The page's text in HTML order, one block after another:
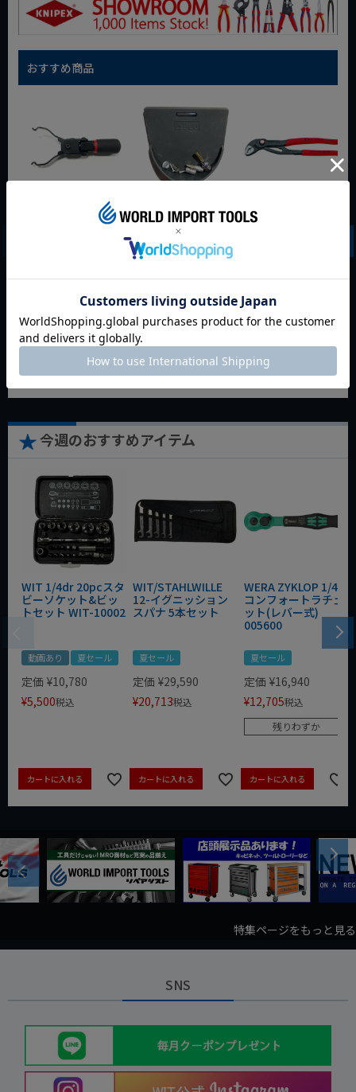
おすすめ商品
WIT マルチアングル
クィックツール CL-
動画あり 夏セール
6,248
¥4,373税込
WIT マグネットツー
ルマット ブラック
動画あり 夏セール
定価 ¥0
¥ 3,465税込
クニペックス コブラ
クイックセット
動画あり 夏セール
定価 ¥9,350
¥6,545税込
カートに入れる
今週のおすすめアイテム
WIT 1/4dr 20pcスタ
ビーソケット&ビッ
トセット WIT-10002
動画あり 夏セール
定価 ¥10,780
¥5,500税込
カートに入れる
WIT/STAHLWILLE
12-イグニッション
スパナ 5本セット
夏セール
定価 ¥29,590
¥20,713税込
カートに入れる
WERA ZYKLOP 1/4"
コンフォートラチェ
ット(レバー式)
005600
夏セール
定価 ¥16,940
¥12,705税込
残りわずか
カートに入れる
Previous
Next
特集ページをもっと見る
SNS